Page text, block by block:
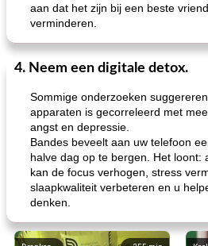
aan dat het zijn bij een beste
verminderen.
4. Neem een ​​digitale detox.
Sommige onderzoeken
apparaten is gecorreleerd met
angst en depressie.
Bandes beveelt aan uw telefoon
halve dag op te bergen. Het loont:
kan de focus verhogen, stress
slaapkwaliteit verbeteren en u
denken.